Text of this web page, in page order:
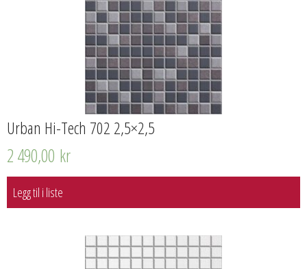
Urban Hi-Tech 702 2,5×2,5
2 490,00 kr
Legg til i liste